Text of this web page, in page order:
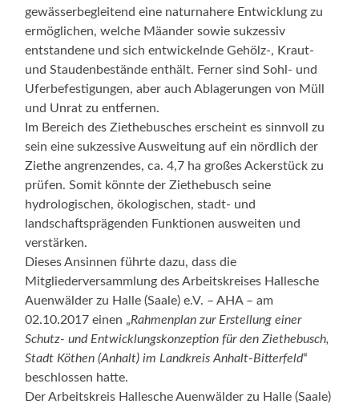
gewässerbegleitend eine naturnahere Entwicklung zu
ermöglichen, welche Mäander sowie sukzessiv
entstandene und sich entwickelnde Gehölz-, Kraut-
und Staudenbestände enthält. Ferner sind Sohl- und
Uferbefestigungen, aber auch Ablagerungen von Müll
und Unrat zu entfernen.
Im Bereich des Ziethebusches erscheint es sinnvoll zu
sein eine sukzessive Ausweitung auf ein nördlich der
Ziethe angrenzendes, ca. 4,7 ha großes Ackerstück zu
prüfen. Somit könnte der Ziethebusch seine
hydrologischen, ökologischen, stadt- und
landschaftsprägenden Funktionen ausweiten und
verstärken.
Dieses Ansinnen führte dazu, dass die
Mitgliederversammlung des Arbeitskreises Hallesche
Auenwälder zu Halle (Saale) e.V. – AHA – am
02.10.2017 einen „Rahmenplan zur Erstellung einer
Schutz- und Entwicklungskonzeption für den Ziethebusch,
Stadt Köthen (Anhalt) im Landkreis Anhalt-Bitterfeld“
beschlossen hatte.
Der Arbeitskreis Hallesche Auenwälder zu Halle (Saale)